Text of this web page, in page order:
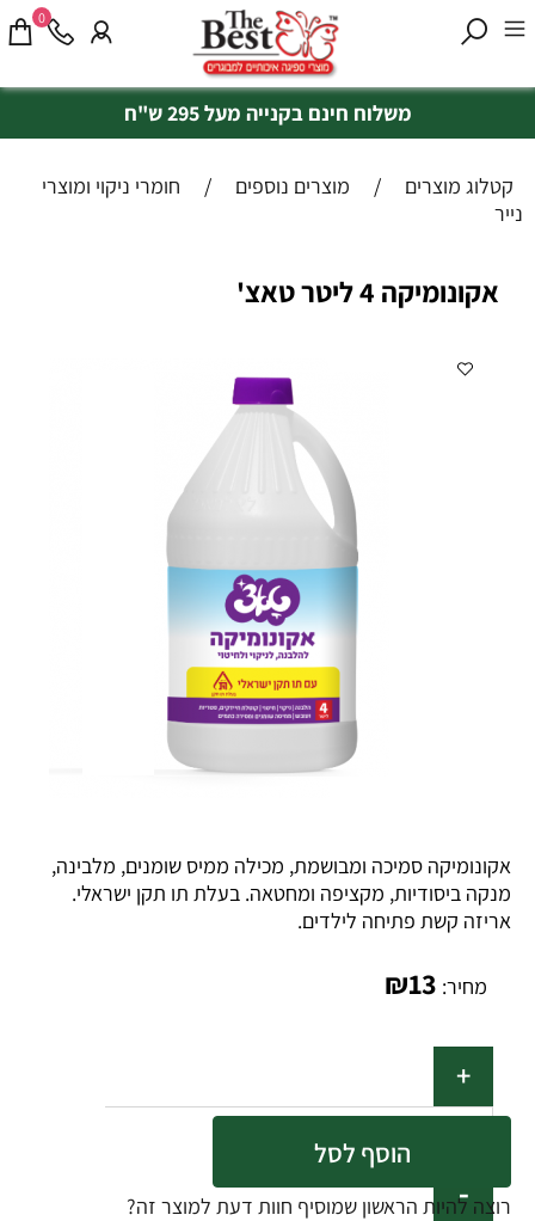
משלוח חינם בקנייה מעל 295 ש"ח
0
קטלוג מוצרים / מוצרים נוספים /
חומרי ניקוי ומוצרי
נייר
אקונומיקה 4 ליטר טאצ'
אקונומיקה סמיכה ומבושמת, מכילה ממיס שומנים, מלבינה,
מנקה ביסודיות, מקציפה ומחטאה. בעלת תו תקן ישראלי.
אריזה קשת פתיחה לילדים.
מחיר: ₪13
הוסף לסל
רוצה להיות הראשון שמוסיף חוות דעת למוצר זה?